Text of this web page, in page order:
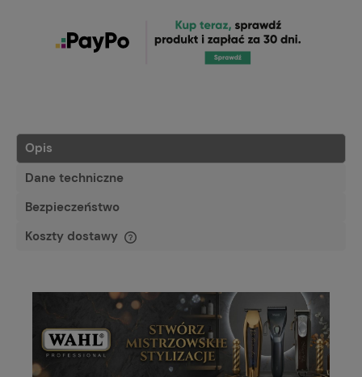
Opis
Dane techniczne
Bezpieczeństwo
Koszty dostawy